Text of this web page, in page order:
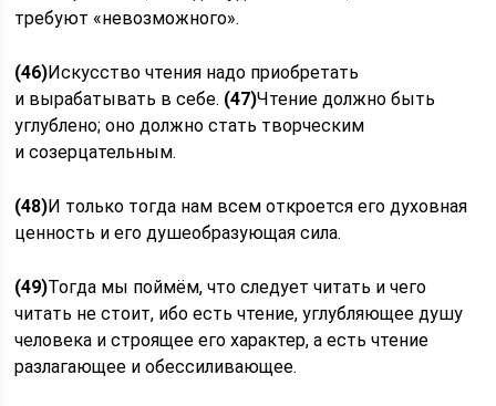
требуют «невозможного».
(46)Искусство чтения надо приобретать
и вырабатывать в себе. (47)Чтение должно быть
углублено; оно должно стать творческим
и созерцательным.
(48)И только тогда нам всем откроется его духовная
ценность и его душеобразующая сила.
(49)Тогда мы поймём, что следует читать и чего
читать не стоит, ибо есть чтение, углубляющее душу
человека и строящее его характер, а есть чтение
разлагающее и обессиливающее.